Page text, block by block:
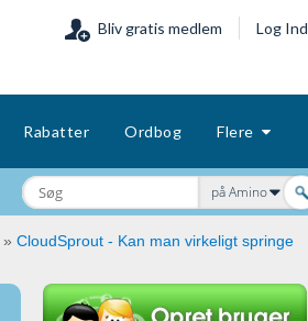
Bliv gratis medlem Log Ind
Rabatter Ordbog Flere
på Amino
» CloudSprout - Kan man virkeligt springe